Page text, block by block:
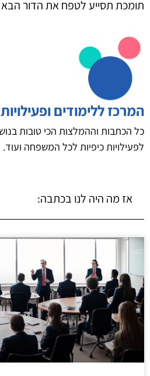
תומכת תסייע לטפח את הדור
המרכז ללימודים
כל הכתבות וההמלצות הכי טובות
לפעילויות כיפיות לכל המשפחה ועוד.
אז מה היה לנו בכתבה: